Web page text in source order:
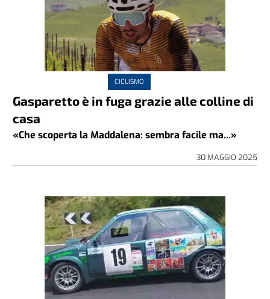
CICLISMO
Gasparetto è in fuga grazie alle colline di
casa
«Che scoperta la Maddalena: sembra facile ma...»
30 MAGGIO 2025